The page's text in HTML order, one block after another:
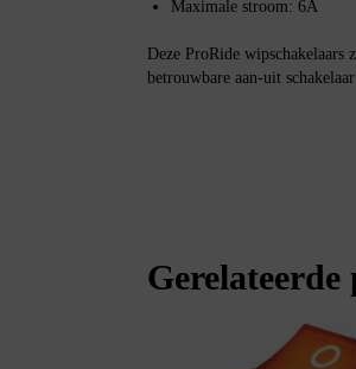
Maximale stroom: 6A
Deze ProRide wipschakelaars
betrouwbare aan-uit
Gerelateerde